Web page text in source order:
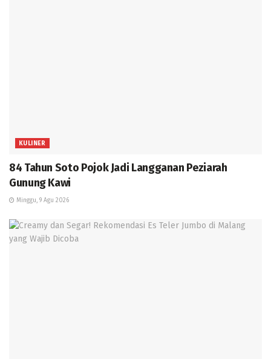
KULINER
84 Tahun Soto Pojok Jadi Langganan Peziarah
Gunung Kawi
Minggu, 9 Agu 2026